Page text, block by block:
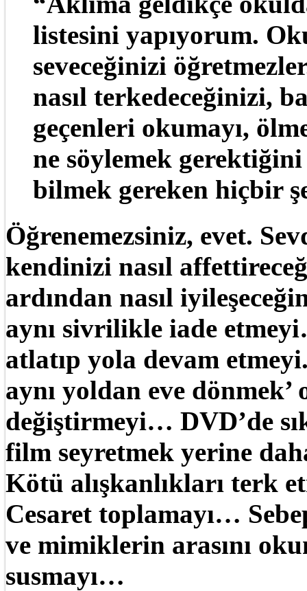
listesini yapıyorum.
seveceğinizi
nasıl terkedeceğinizi,
geçenleri okumayı,
ne söylemek
bilmek gereken hiçbir
Öğrenemezsiniz, evet.
kendinizi nasıl
ardından nasıl
aynı sivrilikle iade
atlatıp yola devam
aynı yoldan eve dönmek’
değiştirmeyi… DVD’de
film seyretmek yerine
Kötü alışkanlıkları terk
Cesaret toplamayı…
ve mimiklerin arasını
susmayı…